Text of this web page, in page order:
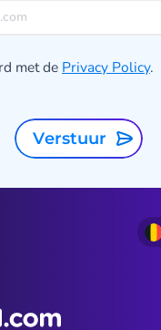
met de Privacy Policy.
Verstuur